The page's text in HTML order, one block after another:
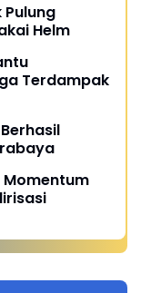
Pulung
Helm
Terdampak
Momentum